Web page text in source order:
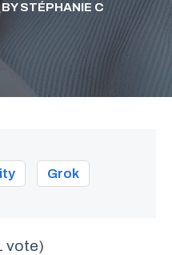
BYSTÉPHANIE C
Grok
vote)